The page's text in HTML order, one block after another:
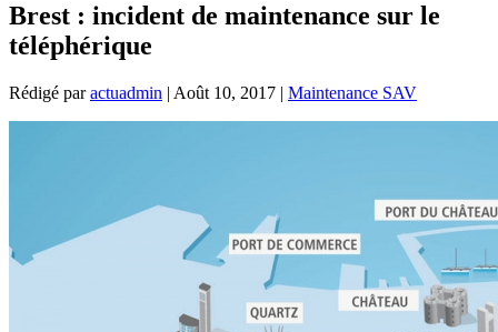
Brest : incident de maintenance sur le
téléphérique
Rédigé paractuadmin | Août 10, 2017 | Maintenance SAV